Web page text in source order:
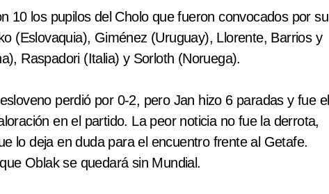
10 los pupilos del Cholo que fueron convocados por su
(Eslovaquia), Giménez (Uruguay), Llorente, Barrios y
Raspadori (Italia) y Sorloth (Noruega).
perdió por 0-2, pero Jan hizo 6 paradas y fue el
en el partido. La peor noticia no fue la derrota,
lo deja en duda para el encuentro frente al Getafe.
Oblak se quedará sin Mundial.